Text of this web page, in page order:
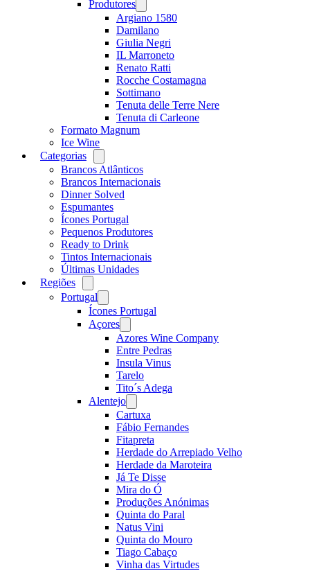
Produtores
menu
Argiano 1580
Damilano
Giulia Negri
IL Marroneto
Renato Ratti
Rocche Costamagna
Sottimano
Tenuta delle Terre Nere
Tenuta di Carleone
Formato Magnum
Ice Wine
Categorias
menu
Brancos Atlânticos
Brancos Internacionais
Dinner Solved
Espumantes
Ícones Portugal
Pequenos Produtores
Ready to Drink
Tintos Internacionais
Últimas Unidades
Regiões
menu
Portugal
menu
Ícones Portugal
Açores
menu
Azores Wine Company
Entre Pedras
Insula Vinus
Tarelo
Tito´s Adega
Alentejo
menu
Cartuxa
Fábio Fernandes
Fitapreta
Herdade do Arrepiado Velho
Herdade da Maroteira
Já Te Disse
Mira do Ó
Produções Anónimas
Quinta do Paral
Natus Vini
Quinta do Mouro
Tiago Cabaço
Vinha das Virtudes